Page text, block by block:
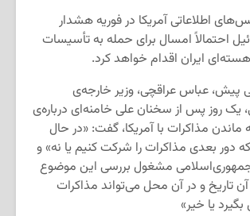
اطلاعاتی آمریکا در فوریه هشدار
احتمالاً امسال برای حمله به تأسیسات
ایران اقدام خواهد کرد.
پیش، عباس عراقچی، وزیر خارجه‌ی
یک روز پس از سخنان علی خامنه‌ای درباره‌ی
ماندن مذاکرات با آمریکا، گفت: «در حال
دور بعدی مذاکرات را شرکت کنیم یا نه» و
مشغول بررسی این موضوع
تاریخ و در آن محل می‌تواند مذاکرات
یا خیر»